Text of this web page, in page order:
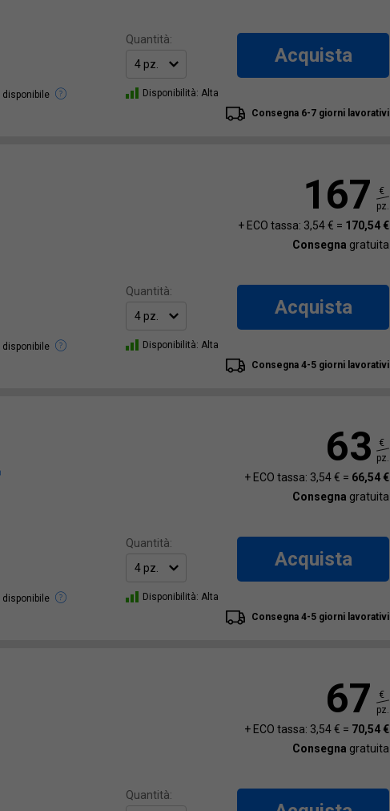
disponibile
Quantità:
Acquista
Disponibilità: Alta
Consegna 6-7 giorni lavorativi
disponibile
167
€
pz.
+ ECO tassa: 3,54 € = 170,54 €
Consegna gratuita
Quantità:
Acquista
Disponibilità: Alta
Consegna 4-5 giorni lavorativi
disponibile
63
€
pz.
+ ECO tassa: 3,54 € = 66,54 €
Consegna gratuita
Quantità:
Acquista
Disponibilità: Alta
Consegna 4-5 giorni lavorativi
67
€
pz.
+ ECO tassa: 3,54 € = 70,54 €
Consegna gratuita
Quantità: